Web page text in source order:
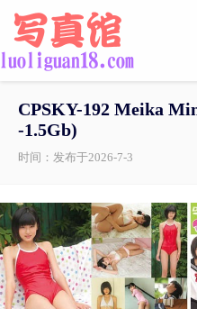
CPSKY-192 Meika
-1.5Gb)
时间：发布于2026-7-3